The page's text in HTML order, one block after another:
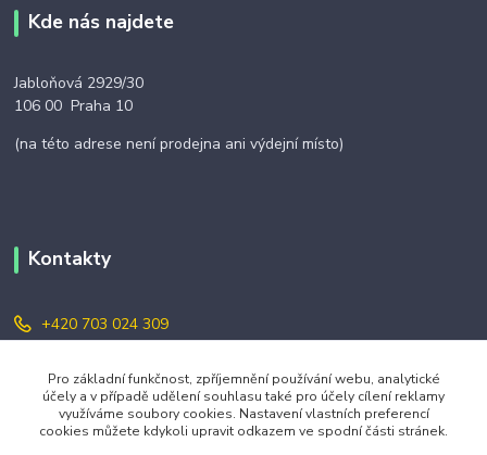
Kde nás najdete
Jabloňová 2929/30
106 00 Praha 10
(na této adrese není prodejna ani výdejní místo)
Kontakty
+420 703 024 309
objednavky@zavazuj.cz
Pro základní funkčnost, zpříjemnění používání webu, analytické
účely a v případě udělení souhlasu také pro účely cílení reklamy
využíváme soubory cookies. Nastavení vlastních preferencí
cookies můžete kdykoli upravit odkazem ve spodní části stránek.